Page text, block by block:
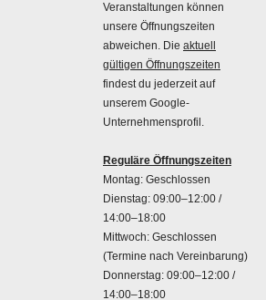
Veranstaltungen können
unsere Öffnungszeiten
abweichen. Die aktuell
gültigen Öffnungszeiten
findest du jederzeit auf
unserem Google-
Unternehmensprofil.
Reguläre Öffnungszeiten
Montag: Geschlossen
Dienstag: 09:00–12:00 /
14:00–18:00
Mittwoch: Geschlossen
(Termine nach Vereinbarung)
Donnerstag: 09:00–12:00 /
14:00–18:00